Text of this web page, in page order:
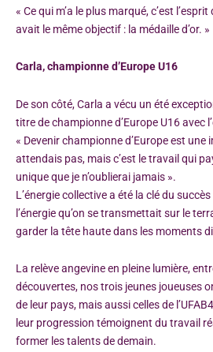
« Ce qui m’a le plus marqué, c’est
avait le même objectif : la médaille d’or. »
Carla, championne d’Europe U16
De son côté, Carla a vécu un été
titre de championne d’Europe U16 avec
« Devenir championne d’Europe est une
attendais pas, mais c’est le travail qui
unique que je n’oublierai jamais ».
L’énergie collective a été la clé du
l’énergie qu’on se transmettait sur le
garder la tête haute dans les moments
La relève angevine en pleine lumière,
découvertes, nos trois jeunes joueuses
de leur pays, mais aussi celles de
leur progression témoignent du travail
former les talents de demain.